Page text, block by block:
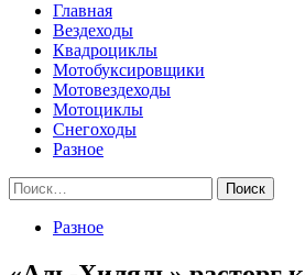
Главная
Вездеходы
Квадроциклы
Мотобуксировщики
Мотовездеходы
Мотоциклы
Снегоходы
Разное
Найти:
Разное